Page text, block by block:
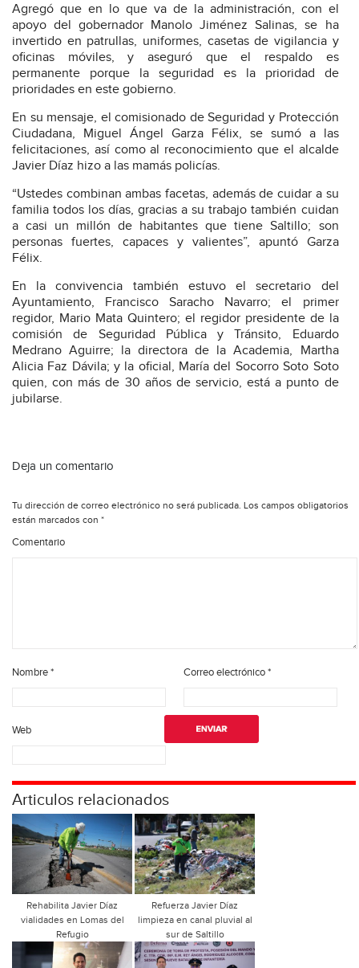
Agregó que en lo que va de la administración, con el
apoyo del gobernador Manolo Jiménez Salinas, se ha
invertido en patrullas, uniformes, casetas de vigilancia y
oficinas móviles, y aseguró que el respaldo es
permanente porque la seguridad es la prioridad de
prioridades en este gobierno.
En su mensaje, el comisionado de Seguridad y Protección
Ciudadana, Miguel Ángel Garza Félix, se sumó a las
felicitaciones, así como al reconocimiento que el alcalde
Javier Díaz hizo a las mamás policías.
“Ustedes combinan ambas facetas, además de cuidar a su
familia todos los días, gracias a su trabajo también cuidan
a casi un millón de habitantes que tiene Saltillo; son
personas fuertes, capaces y valientes”, apuntó Garza
Félix.
En la convivencia también estuvo el secretario del
Ayuntamiento, Francisco Saracho Navarro; el primer
regidor, Mario Mata Quintero; el regidor presidente de la
comisión de Seguridad Pública y Tránsito, Eduardo
Medrano Aguirre; la directora de la Academia, Martha
Alicia Faz Dávila; y la oficial, María del Socorro Soto Soto
quien, con más de 30 años de servicio, está a punto de
jubilarse.
Deja un comentario
Tu dirección de correo electrónico no será publicada. Los campos obligatorios
están marcados con *
Comentario
Nombre* Correo electrónico*
Web
Articulos relacionados
Rehabilita Javier Díaz
vialidades en Lomas del
Refugio
Refuerza Javier Díaz
limpieza en canal pluvial al
sur de Saltillo